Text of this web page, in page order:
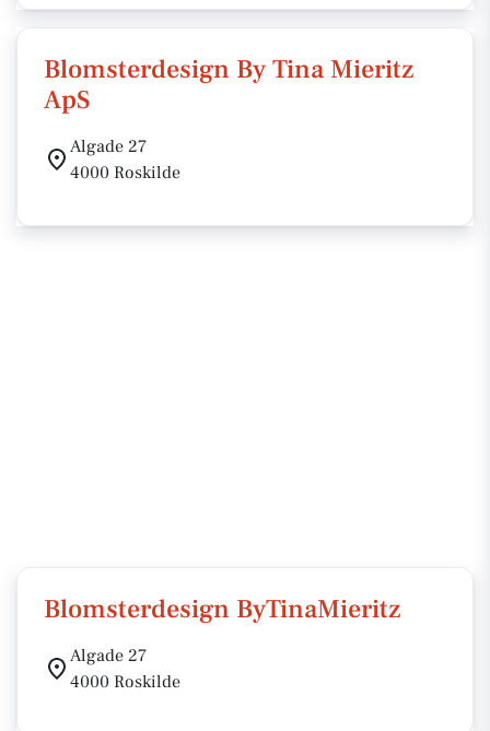
Blomsterdesign By Tina Mieritz
ApS
Algade 27
4000 Roskilde
Blomsterdesign ByTinaMieritz
Algade 27
4000 Roskilde